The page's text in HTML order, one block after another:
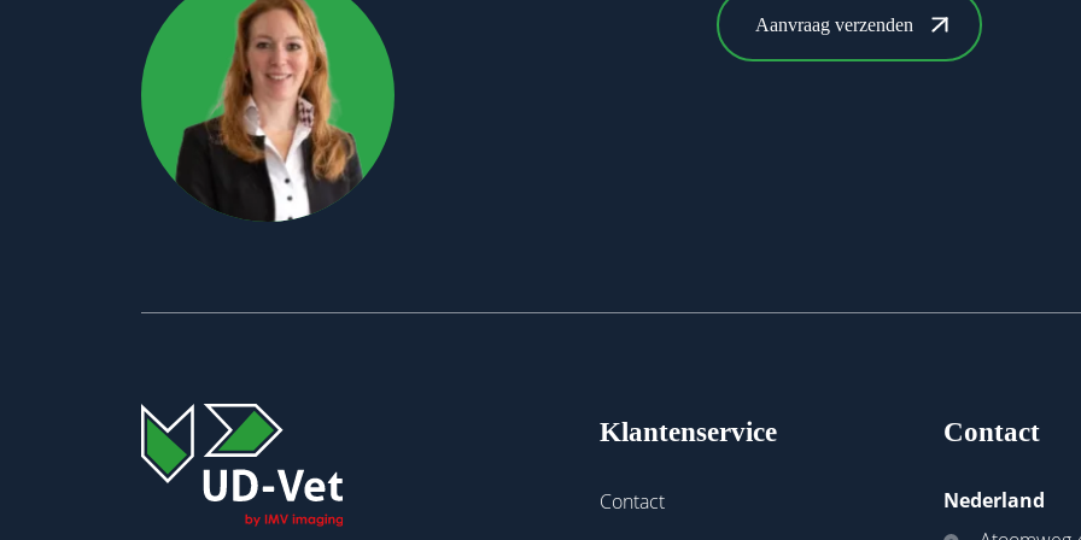
Klantenservice
Contact
Contact
Nederland